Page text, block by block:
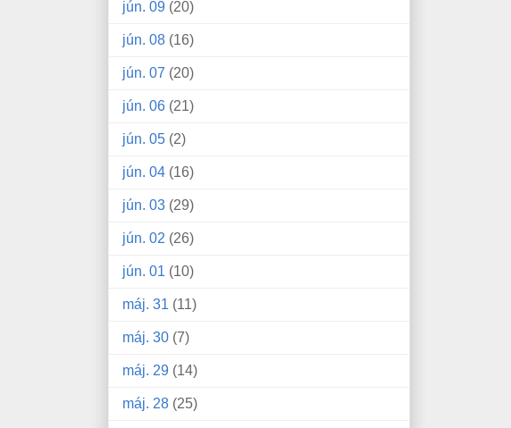
jún. 09 (20)
jún. 08 (16)
jún. 07 (20)
jún. 06 (21)
jún. 05 (2)
jún. 04 (16)
jún. 03 (29)
jún. 02 (26)
jún. 01 (10)
máj. 31 (11)
máj. 30 (7)
máj. 29 (14)
máj. 28 (25)